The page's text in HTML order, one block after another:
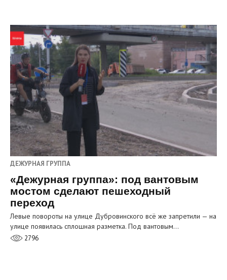
ДЕЖУРНАЯ ГРУППА
«Дежурная группа»: под вантовым
мостом сделают пешеходный
переход
Левые повороты на улице Дубровинского всё же запретили — на
улице появилась сплошная разметка. Под вантовым…
2796